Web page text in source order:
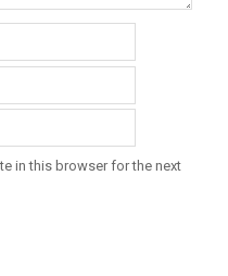
in this browser for the next